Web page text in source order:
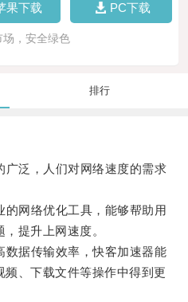
果下载 PC下载
场，安全绿色
排行
泛，人们对网络速度的需求
网络优化工具，能够帮助用
提升上网速度。
据传输效率，快客加速器能
、下载文件等操作中得到更